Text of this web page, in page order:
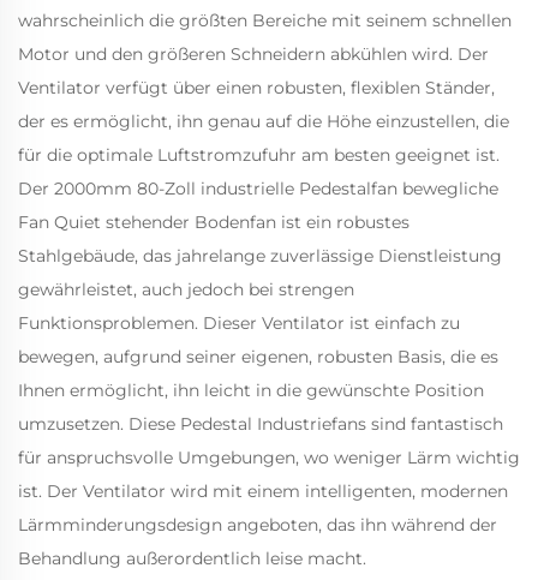
wahrscheinlich die größten Bereiche mit seinem schnellen
Motor und den größeren Schneidern abkühlen wird. Der
Ventilator verfügt über einen robusten, flexiblen Ständer,
der es ermöglicht, ihn genau auf die Höhe einzustellen, die
für die optimale Luftstromzufuhr am besten geeignet ist.
Der 2000mm 80-Zoll industrielle Pedestalfan bewegliche
Fan Quiet stehender Bodenfan ist ein robustes
Stahlgebäude, das jahrelange zuverlässige Dienstleistung
gewährleistet, auch jedoch bei strengen
Funktionsproblemen. Dieser Ventilator ist einfach zu
bewegen, aufgrund seiner eigenen, robusten Basis, die es
Ihnen ermöglicht, ihn leicht in die gewünschte Position
umzusetzen. Diese Pedestal Industriefans sind fantastisch
für anspruchsvolle Umgebungen, wo weniger Lärm wichtig
ist. Der Ventilator wird mit einem intelligenten, modernen
Lärmminderungsdesign angeboten, das ihn während der
Behandlung außerordentlich leise macht.